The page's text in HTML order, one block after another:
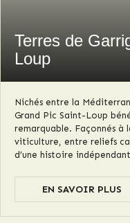
Terres de
Loup
Nichés entre la
Grand Pic Saint-Loup
remarquable. Façonnés
viticulture, entre reliefs
d’une histoire
EN SAVOIR PLUS